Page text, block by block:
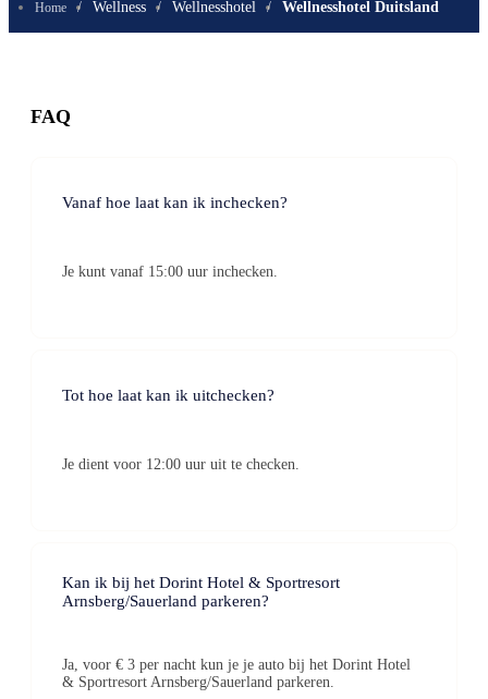
Home / Wellness / Wellnesshotel / Wellnesshotel Duitsland
FAQ
Vanaf hoe laat kan ik inchecken?
Je kunt vanaf 15:00 uur inchecken.
Tot hoe laat kan ik uitchecken?
Je dient voor 12:00 uur uit te checken.
Kan ik bij het Dorint Hotel & Sportresort
Arnsberg/Sauerland parkeren?
Ja, voor € 3 per nacht kun je je auto bij het Dorint Hotel
& Sportresort Arnsberg/Sauerland parkeren.